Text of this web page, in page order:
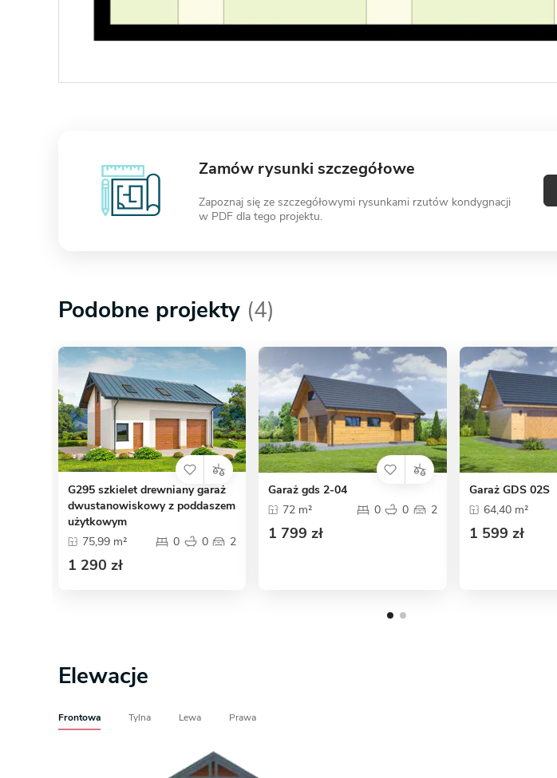
Zamów rysunki szczegółowe
Zapoznaj się ze szczegółowymi rysunkami rzutów kondygnacji
w PDF dla tego projektu.
Podobne projekty (4)
G295 szkielet drewniany garaż
dwustanowiskowy z poddaszem
użytkowym
75,99 m²
0 0 2
1 290 zł
Garaż gds 2-04
72 m²
0 0 2
1 799 zł
Garaż GDS 02S
64,40 m²
1 599 zł
Elewacje
Frontowa Tylna Lewa Prawa